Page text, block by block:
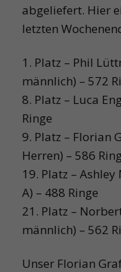
abgeliefert. Hier
letzten
1. Platz – Phil
männlich) – 572
8. Platz – Luca
Ringe
9. Platz – Florian
Herren) – 586
19. Platz –
A) – 488 Ringe
21. Platz –
männlich) – 562
Unser Florian